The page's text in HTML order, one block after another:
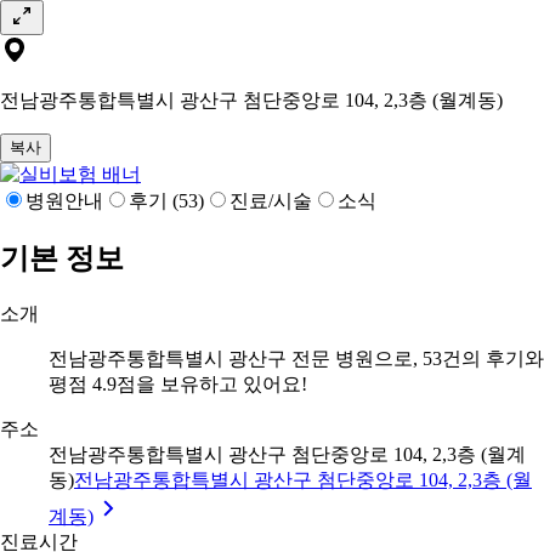
전남광주통합특별시 광산구 첨단중앙로 104, 2,3층 (월계동)
복사
병원안내 후기 (53) 진료/시술 소식
기본 정보
소개
전남광주통합특별시 광산구 전문 병원으로, 53건의 후기와
평점 4.9점을 보유하고 있어요!
주소
전남광주통합특별시 광산구 첨단중앙로 104, 2,3층 (월계
동)전남광주통합특별시 광산구 첨단중앙로 104, 2,3층 (월
계동)
진료시간